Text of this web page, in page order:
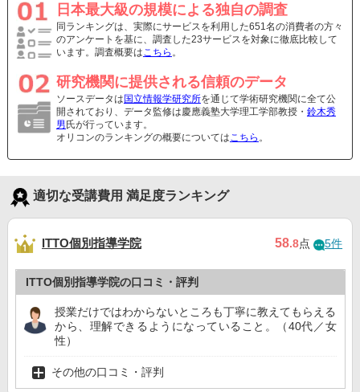
日本最大級の規模による独自の調査
同ランキングは、実際にサービスを利用した651名の消費者の方々
のアンケートを基に、調査した23サービスを対象に徹底比較して
います。調査概要はこちら 。
研究機関に提供される信頼のデータ
ソースデータは 国立情報学研究所を通じて学術研究機関に全て公
開されており、データ監修は慶應義塾大学理工学部教授・ 鈴木秀
男 氏が行っています。
オリコンのランキングの概要についてはこちら 。
適切な受講費用 満足度ランキング
ITTO個別指導学院 58.8点 5件
ITTO個別指導学院の口コミ・評判
授業だけではわからないところも丁寧に教えてもらえる
から、理解できるようになっていること。（40代／女
性）
その他の口コミ・評判